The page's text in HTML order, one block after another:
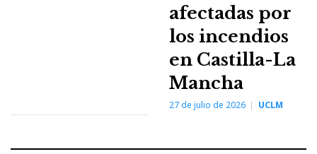
afectadas por
los incendios
en Castilla-La
Mancha
27 de julio de 2026 UCLM